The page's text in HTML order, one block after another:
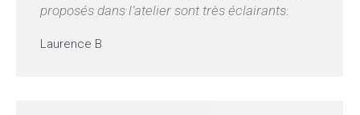
Laurence B
proposés dans l’atelier sont très éclairants.